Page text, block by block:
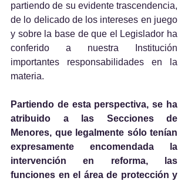
partiendo de su evidente trascendencia,
de lo delicado de los intereses en juego
y sobre la base de que el Legislador ha
conferido a nuestra Institución
importantes responsabilidades en la
materia.
Partiendo de esta perspectiva, se ha
atribuido a las Secciones de
Menores, que legalmente sólo tenían
expresamente encomendada la
intervención en reforma, las
funciones en el área de protección y